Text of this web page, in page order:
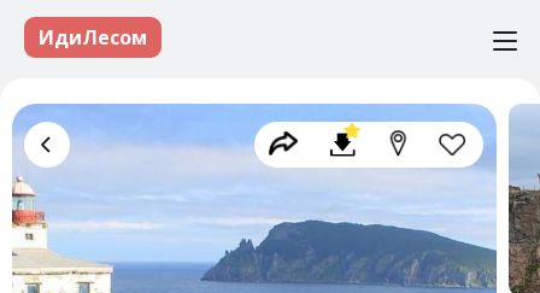
ИдиЛесом